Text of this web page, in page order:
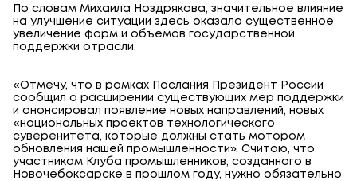
По словам Михаила Ноздрякова, значительное влияние
на улучшение ситуации здесь оказало существенное
увеличение форм и объемов государственной
поддержки отрасли.
«Отмечу, что в рамках Послания Президент России
сообщил о расширении существующих мер поддержки
и анонсировал появление новых направлений, новых
«национальных проектов технологического
суверенитета, которые должны стать мотором
обновления нашей промышленности». Считаю, что
участникам Клуба промышленников, созданного в
Новочебоксарске в прошлом году, нужно обязательно